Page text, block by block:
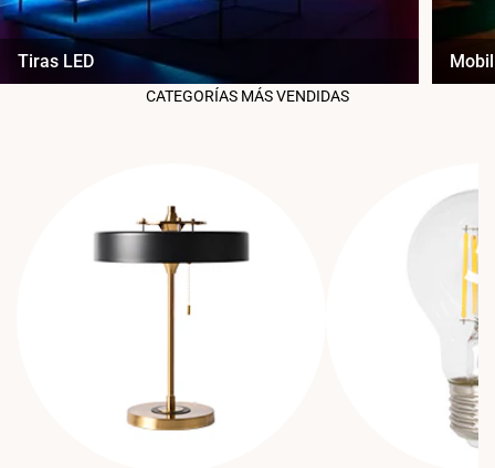
Tiras LED
CATEGORÍAS MÁS VENDIDAS